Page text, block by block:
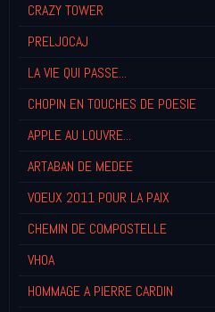
CRAZY TOWER
PRELJOCAJ
LA VIE QUI PASSE...
CHOPIN EN TOUCHES DE POESIE
APPLE AU LOUVRE...
ARTABAN DE MEDEE
VOEUX 2011 POUR LA PAIX
CHEMIN DE COMPOSTELLE
VHOA
HOMMAGE A PIERRE CARDIN